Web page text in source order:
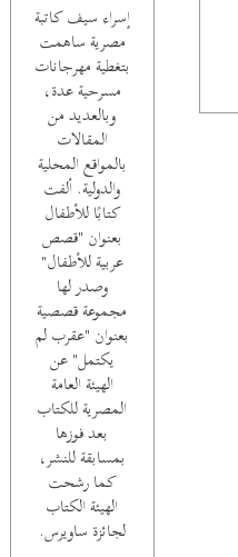
إسراء سيف كاتبة
مصرية ساهمت
بتغطية مهرجانات
مسرحية عدة،
وبالعديد من
المقالات
بالمواقع المحلية
والدولية. ألفت
كتابًا للأطفال
بعنوان "قصص
عربية للأطفال"
وصدر لها
مجموعة قصصية
بعنوان "عقرب لم
يكتمل" عن
الهيئة العامة
المصرية للكتاب
بعد فوزها
بمسابقة للنشر،
كما رشحت
الهيئة الكتاب
لجائزة ساويرس.